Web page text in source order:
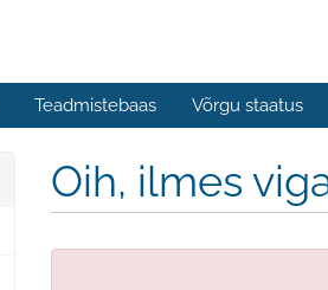
Teadmistebaas Võrgu staatus
Oih, ilmes